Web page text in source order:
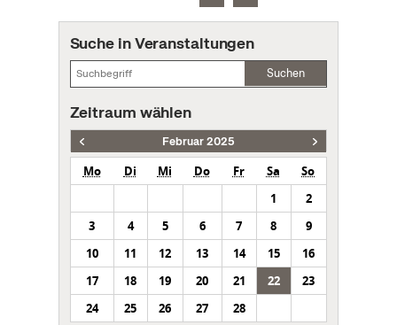
Suche in Veranstaltungen
Suchen
Zeitraum wählen
Februar 2025
Mo Di Mi Do Fr Sa
So
1
2
3
4 5 6 7 8
9
10
11 12 13 14 15
16
17
18 19 20 21 22
23
24
25 26 27 28